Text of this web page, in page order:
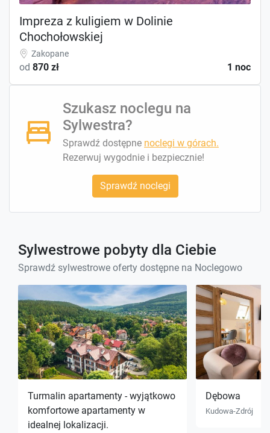
Impreza z kuligiem w Dolinie
Chochołowskiej
Zakopane
od 870 zł 1 noc
Szukasz noclegu na
Sylwestra?
Sprawdź dostępne noclegi w górach.
Rezerwuj wygodnie i bezpiecznie!
Sprawdź noclegi
Sylwestrowe pobyty dla Ciebie
Sprawdź sylwestrowe oferty dostępne na Noclegowo
Turmalin apartamenty - wyjątkowo
komfortowe apartamenty w
idealnej lokalizacji.
Dębowa
Kudowa-Zdrój